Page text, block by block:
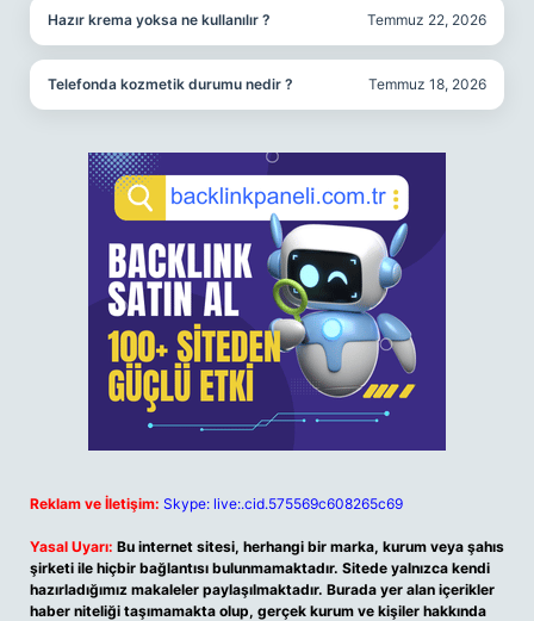
Hazır krema yoksa ne kullanılır ? Temmuz 22, 2026
Telefonda kozmetik durumu nedir ? Temmuz 18, 2026
Reklam ve İletişim: Skype: live:.cid.575569c608265c69
Yasal Uyarı: Bu internet sitesi, herhangi bir marka, kurum veya şahıs
şirketi ile hiçbir bağlantısı bulunmamaktadır. Sitede yalnızca kendi
hazırladığımız makaleler paylaşılmaktadır. Burada yer alan içerikler
haber niteliği taşımamakta olup, gerçek kurum ve kişiler hakkında